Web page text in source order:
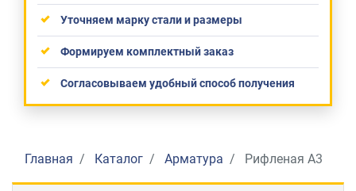
Уточняем марку стали и размеры
Формируем комплектный заказ
Согласовываем удобный способ получения
Главная Каталог Арматура Рифленая А3